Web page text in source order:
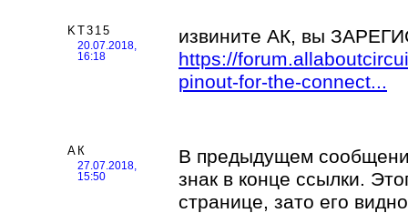
KT315
20.07.2018,
16:18
извините АК, вы
https://
pinout-for-the-connect...
АК
27.07.2018,
15:50
В предыдущем
знак в конце ссылки.
странице, зато его